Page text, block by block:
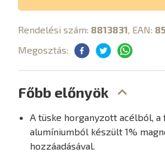
Rendelési szám: 8813831, EAN:
Megosztás:
Főbb előnyök
A tüske horganyzott acélból, a
alumíniumból készült 1%
hozzáadásával.